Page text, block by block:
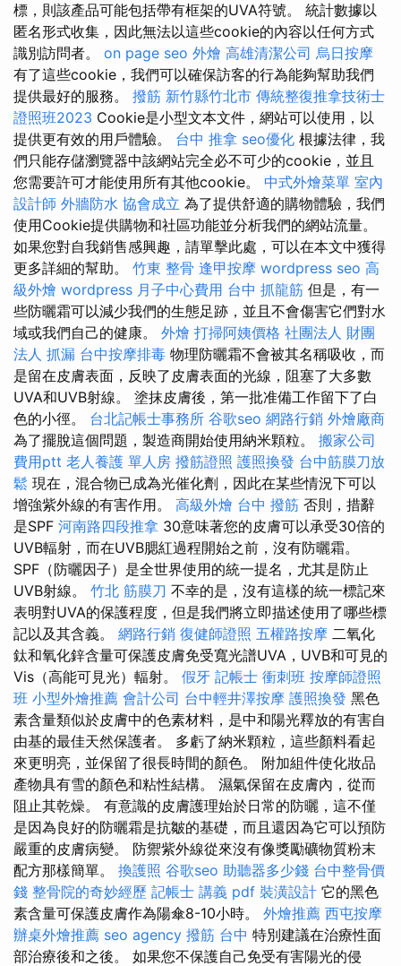
標，則該產品可能包括帶有框架的UVA符號。 統計數據以
匿名形式收集，因此無法以這些cookie的內容以任何方式
識別訪問者。 on page seo 外燴 高雄清潔公司 烏日按摩
有了這些cookie，我們可以確保訪客的行為能夠幫助我們
提供最好的服務。 撥筋 新竹縣竹北市 傳統整復推拿技術士
證照班2023 Cookie是小型文本文件，網站可以使用，以
提供更有效的用戶體驗。 台中 推拿 seo優化 根據法律，我
們只能存儲瀏覽器中該網站完全必不可少的cookie，並且
您需要許可才能使用所有其他cookie。 中式外燴菜單 室內
設計師 外牆防水 協會成立 為了提供舒適的購物體驗，我們
使用Cookie提供購物和社區功能並分析我們的網站流量。
如果您對自我銷售感興趣，請單擊此處，可以在本文中獲得
更多詳細的幫助。 竹東 整骨 逢甲按摩 wordpress seo 高
級外燴 wordpress 月子中心費用 台中 抓龍筋 但是，有一
些防曬霜可以減少我們的生態足跡，並且不會傷害它們對水
域或我們自己的健康。 外燴 打掃阿姨價格 社團法人 財團
法人 抓漏 台中按摩排毒 物理防曬霜不會被其名稱吸收，而
是留在皮膚表面，反映了皮膚表面的光線，阻塞了大多數
UVA和UVB射線。 塗抹皮膚後，第一批准備工作留下了白
色的小徑。 台北記帳士事務所 谷歌seo 網路行銷 外燴廠商
為了擺脫這個問題，製造商開始使用納米顆粒。 搬家公司
費用ptt 老人養護 單人房 撥筋證照 護照換發 台中筋膜刀放
鬆 現在，混合物已成為光催化劑，因此在某些情況下可以
增強紫外線的有害作用。 高級外燴 台中 撥筋 否則，措辭
是SPF 河南路四段推拿 30意味著您的皮膚可以承受30倍的
UVB輻射，而在UVB腮紅過程開始之前，沒有防曬霜。
SPF（防曬因子）是全世界使用的統一提名，尤其是防止
UVB射線。 竹北 筋膜刀 不幸的是，沒有這樣的統一標記來
表明對UVA的保護程度，但是我們將立即描述使用了哪些標
記以及其含義。 網路行銷 復健師證照 五權路按摩 二氧化
鈦和氧化鋅含量可保護皮膚免受寬光譜UVA，UVB和可見的
Vis（高能可見光）輻射。 假牙 記帳士 衝刺班 按摩師證照
班 小型外燴推薦 會計公司 台中輕井澤按摩 護照換發 黑色
素含量類似於皮膚中的色素材料，是中和陽光釋放的有害自
由基的最佳天然保護者。 多虧了納米顆粒，這些顏料看起
來更明亮，並保留了很長時間的顏色。 附加組件使化妝品
產物具有雪的顏色和粘性結構。 濕氣保留在皮膚內，從而
阻止其乾燥。 有意識的皮膚護理始於日常的防曬，這不僅
是因為良好的防曬霜是抗皺的基礎，而且還因為它可以預防
嚴重的皮膚病變。 防禦紫外線從來沒有像獎勵礦物質粉末
配方那樣簡單。 換護照 谷歌seo 助聽器多少錢 台中整骨價
錢 整骨院的奇妙經歷 記帳士 講義 pdf 裝潢設計 它的黑色
素含量可保護皮膚作為陽傘8-10小時。 外燴推薦 西屯按摩
辦桌外燴推薦 seo agency 撥筋 台中 特別建議在治療性面
部治療後和之後。 如果您不保護自己免受有害陽光的侵